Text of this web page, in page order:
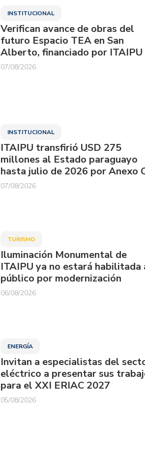
INSTITUCIONAL
Verifican avance de obras del
futuro Espacio TEA en San
Alberto, financiado por ITAIPU
07/08/2026
INSTITUCIONAL
ITAIPU transfirió USD 275
millones al Estado paraguayo
hasta julio de 2026 por Anexo
07/08/2026
TURISMO
Iluminación Monumental de
ITAIPU ya no estará habilitada
público por modernización
06/08/2026
ENERGÍA
Invitan a especialistas del
eléctrico a presentar sus
para el XXI ERIAC 2027
05/08/2026